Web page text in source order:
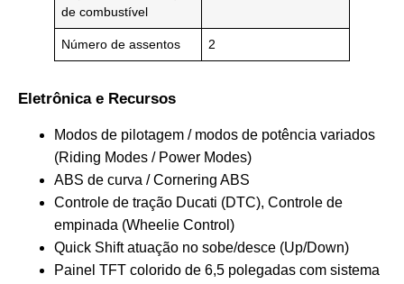
de combustível
Número de assentos 2
Eletrônica e Recursos
Modos de pilotagem / modos de potência variados
(Riding Modes / Power Modes)
ABS de curva / Cornering ABS
Controle de tração Ducati (DTC), Controle de
empinada (Wheelie Control)
Quick Shift atuação no sobe/desce (Up/Down)
Painel TFT colorido de 6,5 polegadas com sistema